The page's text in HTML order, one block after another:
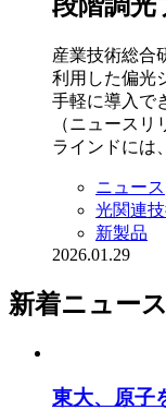
産業技術総合
利用した偏光
手軽に導入で
（ニュース
ラインドには
ニュース
光関連
新製品
2026.01.29
新着ニュース
東大、原子